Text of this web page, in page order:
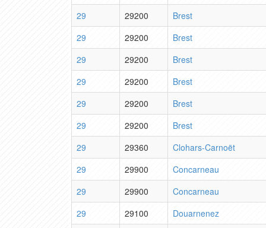
29
29200
Brest
29
29200
Brest
29
29200
Brest
29
29200
Brest
29
29200
Brest
29
29200
Brest
29
29360
Clohars-Carnoët
29
29900
Concarneau
29
29900
Concarneau
29
29100
Douarnenez